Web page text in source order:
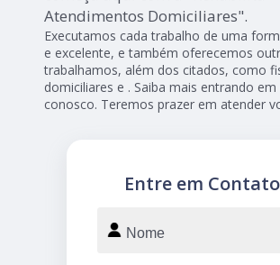
Atendimentos Domiciliares".
Executamos cada trabalho de uma
e excelente, e também oferecemos
trabalhamos, além dos citados, como
domiciliares e . Saiba mais entrando
conosco. Teremos prazer em atender
Entre em Contato